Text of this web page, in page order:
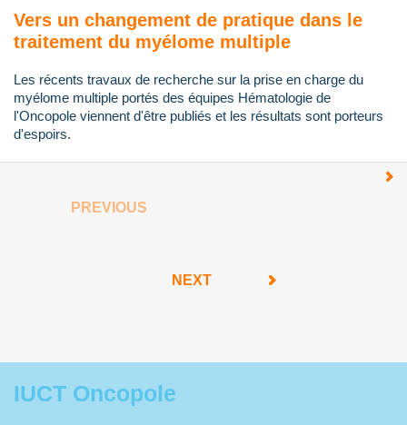
Vers un changement de pratique dans le
traitement du myélome multiple
Les récents travaux de recherche sur la prise en charge du
myélome multiple portés des équipes Hématologie de
l'Oncopole viennent d'être publiés et les résultats sont porteurs
d'espoirs.
PREVIOUS
NEXT
IUCT Oncopole